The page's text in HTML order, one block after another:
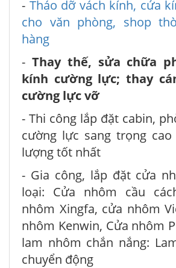
- Tháo dỡ vách kính, cửa
cho văn phòng, shop
hàng
- Thay thế, sửa chữa
kính cường lực; thay
cường lực vỡ
- Thi công lắp đặt cabin,
cường lực sang trọng
lượng tốt nhất
- Gia công, lắp đặt cửa
loại: Cửa nhôm cầu
nhôm Xingfa, cửa nhôm
nhôm Kenwin, Cửa nhôm
lam nhôm chắn nắng:
chuyển động